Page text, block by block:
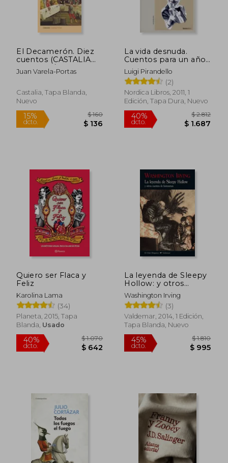
45% 15%
15%
dcto.
Rápido
50%
dcto.
El Decamerón. Diez
cuentos (CASTALIA
PRIMA. C/P.)
Juan Varela-Portas
Castalia, Tapa Blanda,
Nuevo
La vida desnuda.
Cuentos para un año
(I)
Luigi Pirandello
(2)
Nordica Libros, 2011, 1
Edición, Tapa Dura, Nuevo
Quiero ser Flaca y
Feliz
Karolina Lama
(34)
Planeta, 2015, Tapa
Blanda, Usado
La leyenda de Sleepy
Hollow: y otros
cuentos de fantasmas
Washington Irving
(3)
Valdemar, 2014, 1 Edición,
Tapa Blanda, Nuevo